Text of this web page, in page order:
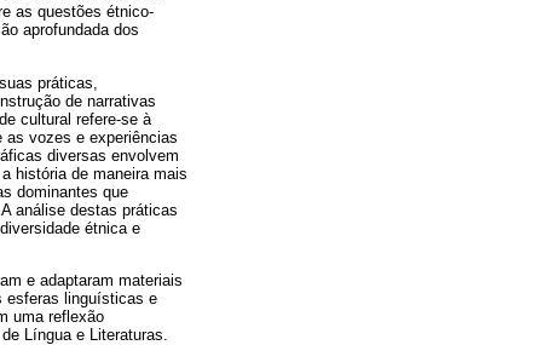
as questões étnico-
aprofundada dos
práticas,
de narrativas
cultural refere-se à
as vozes e experiências
diversas envolvem
história de maneira mais
dominantes que
análise destas práticas
étnica e
e adaptaram materiais
esferas linguísticas e
uma reflexão
Língua e Literaturas.